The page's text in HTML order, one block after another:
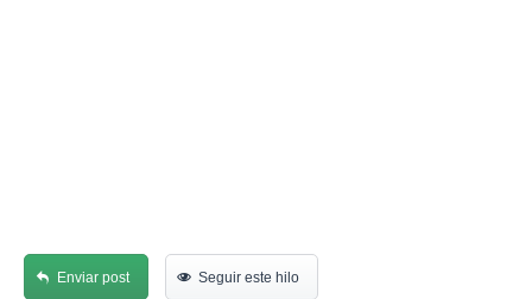
Enviar post Seguir este hilo